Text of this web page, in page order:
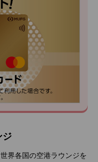
ジ
界各国の空港ラウンジを